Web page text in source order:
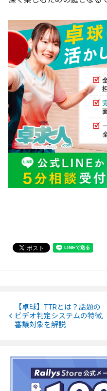
【卓球】TTRとは？話題の
ビデオ判定システムの特徴,
審議対象を解説